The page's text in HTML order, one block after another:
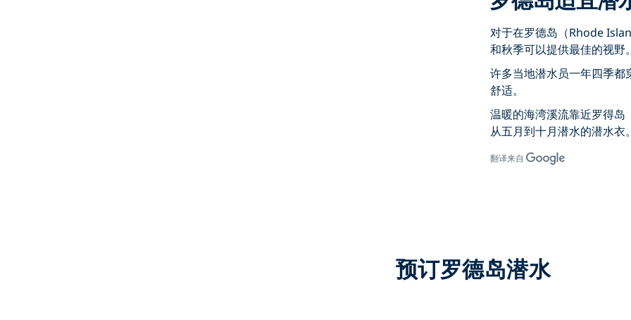
对于在罗德岛（Rhode
和秋季可以提供最佳的视野
许多当地潜水员一年四季
舒适。
温暖的海湾溪流靠近罗得
从五月到十月潜水的潜水衣
翻译来自
预订罗德岛潜水